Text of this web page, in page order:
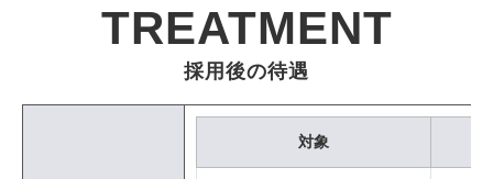
TREATMENT
採用後の待遇
対象